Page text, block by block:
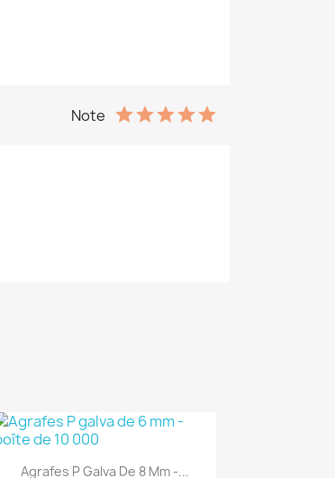
Note
Aperçu rapide
Agrafes P Galva De 8 Mm -...